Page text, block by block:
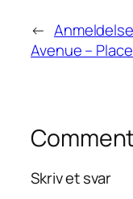
←
Avenue –
Skriv et svar